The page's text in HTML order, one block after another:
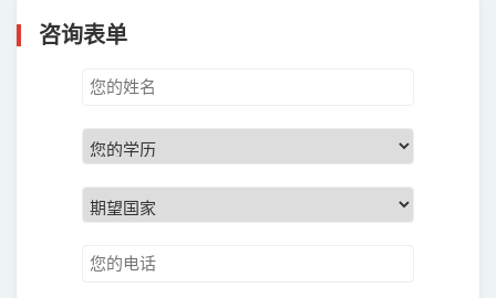
新能力，提供了丰富的课程和实践机会。孩子在帝国理工
了很多优秀的同学和导师，这对他的未来发展非常有帮
了世界知名企业工作。孩子能够在这样一所高大上的学府
帝国理工学院计算机科学专业难申请吗？
听孩子说，帝国理工学院的计算机科学专业非常难申请。
咨询表单